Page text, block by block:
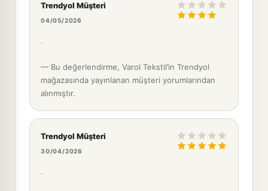
Trendyol Müşteri
04/05/2026
.
— Bu değerlendirme, Varol Tekstil’in Trendyol
mağazasında yayınlanan müşteri yorumlarından
alınmıştır.
Trendyol Müşteri
30/04/2026
.